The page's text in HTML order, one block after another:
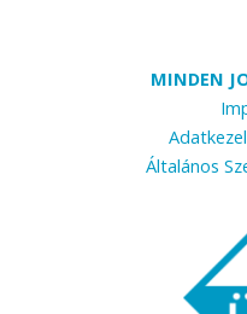
MINDEN
Általános